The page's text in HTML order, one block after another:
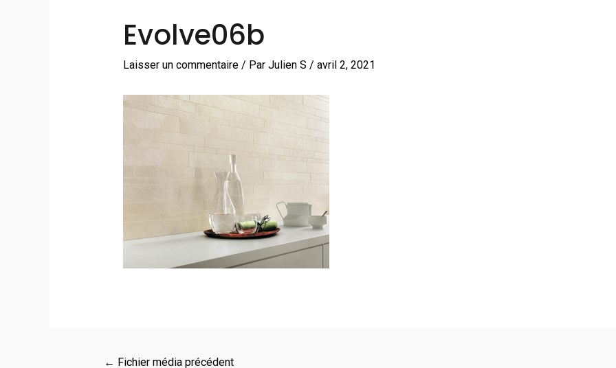
Evolve06b
Laisser un commentaire / Par Julien S / avril 2, 2021
← Fichier média précédent